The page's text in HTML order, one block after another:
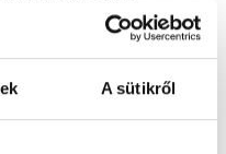
A sütikről
bármely szakorvos